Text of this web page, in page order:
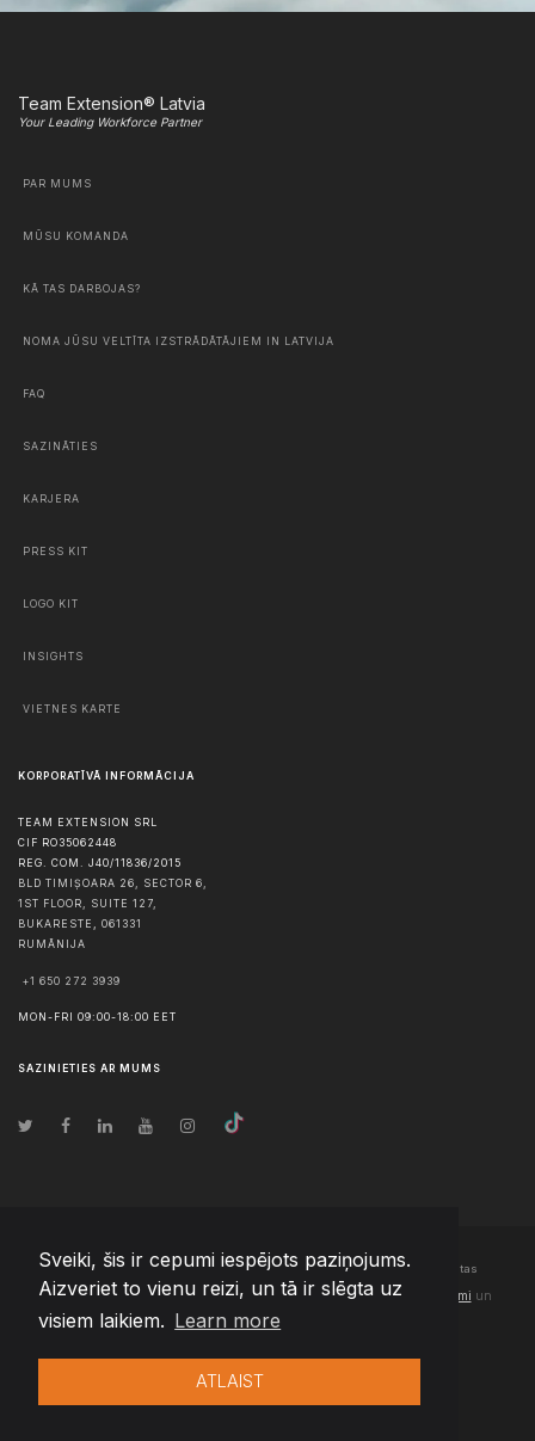
Sveiki, šis ir cepumi iespējots paziņojums.
Aizveriet to vienu reizi, un tā ir slēgta uz
visiem laikiem. Learn more
ATLAIST
Team Extension® Latvia
Your Leading Workforce Partner
PAR MUMS
MŪSU KOMANDA
KĀ TAS DARBOJAS?
NOMA JŪSU VELTĪTA IZSTRĀDĀTĀJIEM IN LATVIJA
FAQ
SAZINĀTIES
KARJERA
PRESS KIT
LOGO KIT
INSIGHTS
VIETNES KARTE
KORPORATĪVĀ INFORMĀCIJA
TEAM EXTENSION SRL
CIF RO35062448
REG. COM. J40/11836/2015
BLD TIMIȘOARA 26, SECTOR 6,
1ST FLOOR, SUITE 127,
BUKARESTE , 061331
RUMĀNIJA
+1 650 272 3939
MON-FRI 09:00-18:00 EET
SAZINIETIES AR MUMS
© Autortiesības2026 Team Extension Latvia- Visas tiesības aizsargātas
Changelog● Izmantojot šo vietni, jūs piekrītat mūsuLietošanas noteikumi un
Privātuma politika